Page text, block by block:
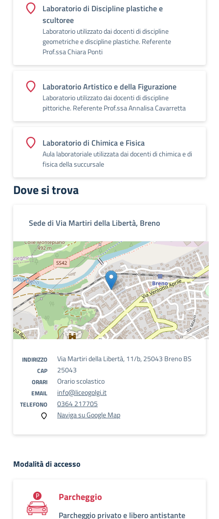
Laboratorio di Discipline plastiche e
scultoree
Laboratorio utilizzato dai docenti di discipline
geometriche e discipline plastiche. Referente
Prof.ssa Chiara Ponti
Laboratorio Artistico e della Figurazione
Laboratorio utilizzato dai docenti di discipline
pittoriche. Referente Prof.ssa Annalisa Cavarretta
Laboratorio di Chimica e Fisica
Aula laboratoriale utilizzata dai docenti di chimica e di
fisica della succursale
Dove si trova
Sede di Via Martiri della Libertà, Breno
INDIRIZZO Via Martiri della Libertà, 11/b, 25043 Breno BS
CAP 25043
ORARI Orario scolastico
EMAIL info@liceogolgi.it
TELEFONO
0364 217705
Naviga su Google Map
Modalità di accesso
Parcheggio
Parcheggio privato e libero antistante